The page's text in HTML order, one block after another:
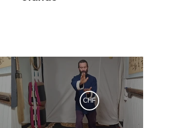
CHF